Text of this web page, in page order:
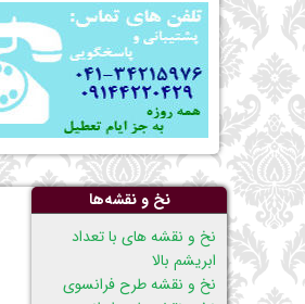
نخ و نقشه‌ها
پریدن
ناوبری
نخ و نقشه های با تعداد
ابریشم بالا
نخ و نقشه طرح فرانسوی